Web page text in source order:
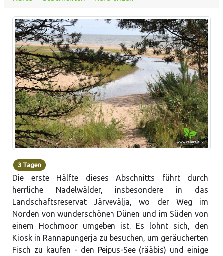
3 Tagen
Die erste Hälfte dieses Abschnitts führt durch
herrliche Nadelwälder, insbesondere in das
Landschaftsreservat Järvevälja, wo der Weg im
Norden von wunderschönen Dünen und im Süden von
einem Hochmoor umgeben ist. Es lohnt sich, den
Kiosk in Rannapungerja zu besuchen, um geräucherten
Fisch zu kaufen - den Peipus-See (rääbis) und einige